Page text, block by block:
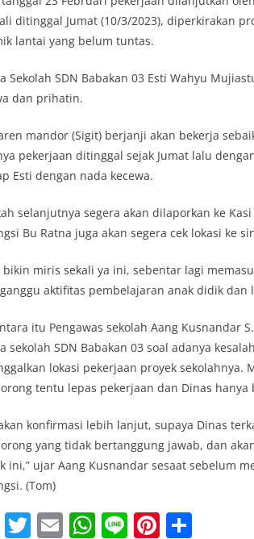
ditinggal Jumat (10/3/2023), diperkirakan
lantai yang belum tuntas.
Sekolah SDN Babakan 03 Esti Wahyu
dan prihatin.
mandor (Sigit) berjanji akan bekerja
pekerjaan ditinggal sejak Jumat lalu
Esti dengan nada kecewa.
selanjutnya segera akan dilaporkan ke
Bu Ratna juga akan segera cek lokasi ke
bikin miris sekali ya ini, sebentar lagi
aktifitas pembelajaran anak didik dan
itu Pengawas sekolah Aang Kusnandar
sekolah SDN Babakan 03 soal adanya
lokasi pekerjaan proyek sekolahnya.
tentu lepas pekerjaan dan Dinas
konfirmasi lebih lanjut, supaya Dinas
yang tidak bertanggung jawab, dan
ini,” ujar Aang Kusnandar sesaat sebelum
(Tom)
F T E W Li Pi